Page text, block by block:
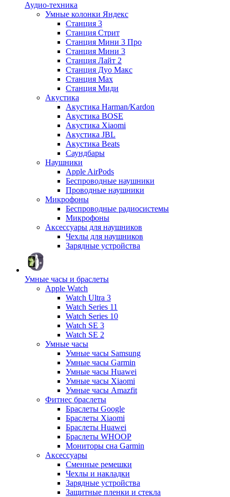
Аудио-техника
Умные колонки Яндекс
Станция 3
Станция Стрит
Станция Мини 3 Про
Станция Мини 3
Станция Лайт 2
Станция Дуо Макс
Станция Max
Станция Миди
Акустика
Акустика Harman/Kardon
Акустика BOSE
Акустика Xiaomi
Акустика JBL
Акустика Beats
Саундбары
Наушники
Apple AirPods
Беспроводные наушники
Проводные наушники
Микрофоны
Беспроводные радиосистемы
Микрофоны
Аксессуары для наушников
Чехлы для наушников
Зарядные устройства
Умные часы и браслеты
Apple Watch
Watch Ultra 3
Watch Series 11
Watch Series 10
Watch SE 3
Watch SE 2
Умные часы
Умные часы Samsung
Умные часы Garmin
Умные часы Huawei
Умные часы Xiaomi
Умные часы Amazfit
Фитнес браслеты
Браслеты Google
Браслеты Xiaomi
Браслеты Huawei
Браслеты WHOOP
Мониторы сна Garmin
Аксессуары
Сменные ремешки
Чехлы и накладки
Зарядные устройства
Защитные пленки и стекла